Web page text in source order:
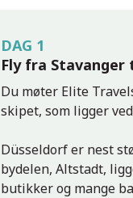
DAG 1
Fly fra
Du møter Elite
skipet, som ligger
Düsseldorf er nest
bydelen, Altstadt,
butikker og mange